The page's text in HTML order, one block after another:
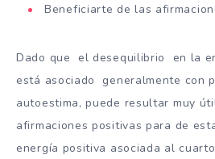
Beneficiarte de las
Dado que el desequilibrio en la
está asociado generalmente con
autoestima, puede resultar muy
afirmaciones positivas para de
energía positiva asociada al